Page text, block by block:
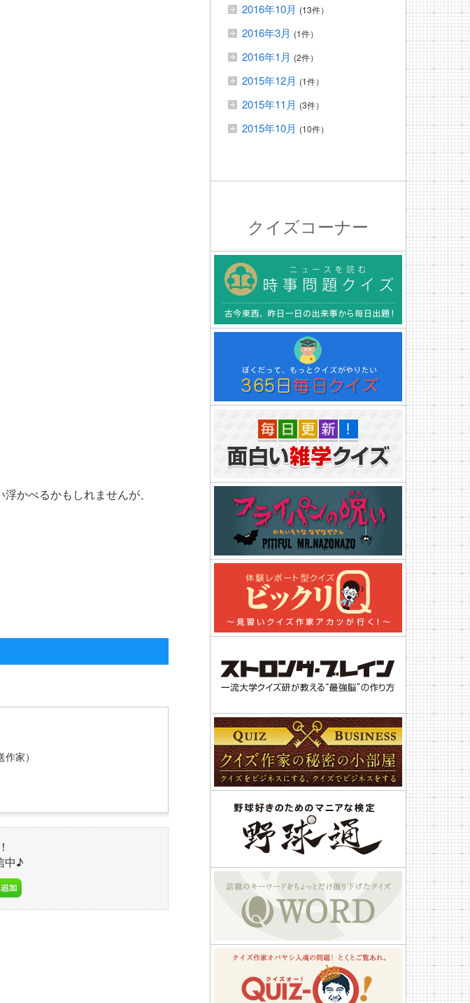
かべるかもしれませんが、
家）
中♪
2016年10月 (13件）
2016年3月 (1件）
2016年1月 (2件）
2015年12月 (1件）
2015年11月 (3件）
2015年10月 (10件）
クイズコーナー